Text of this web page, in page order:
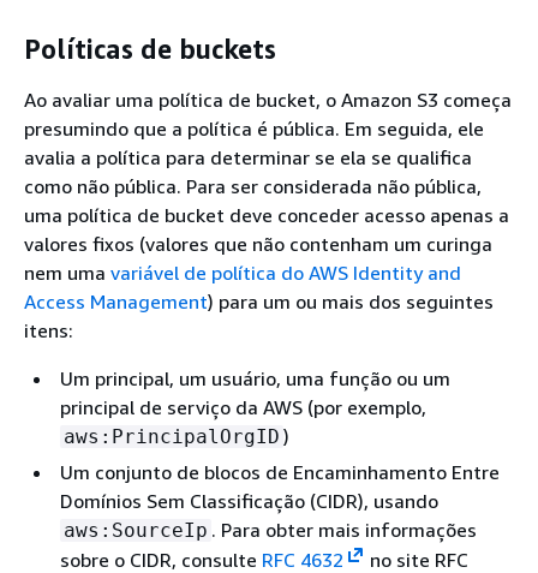
Políticas de buckets
Ao avaliar uma política de bucket, o Amazon S3 começa
presumindo que a política é pública. Em seguida, ele
avalia a política para determinar se ela se qualifica
como não pública. Para ser considerada não pública,
uma política de bucket deve conceder acesso apenas a
valores fixos (valores que não contenham um curinga
nem uma variável de política do AWS Identity and
Access Management) para um ou mais dos seguintes
itens:
Um principal, um usuário, uma função ou um
principal de serviço da AWS (por exemplo,
aws:PrincipalOrgID )
Um conjunto de blocos de Encaminhamento Entre
Domínios Sem Classificação (CIDR), usando
aws:SourceIp . Para obter mais informações
sobre o CIDR, consulte RFC 4632
no site RFC